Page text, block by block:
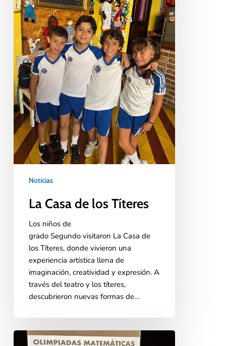
Noticias
La Casa de los Títeres
Los niños de
grado Segundo visitaron La Casa de
los Títeres, donde vivieron una
experiencia artística llena de
imaginación, creatividad y expresión. A
través del teatro y los títeres,
descubrieron nuevas formas de…